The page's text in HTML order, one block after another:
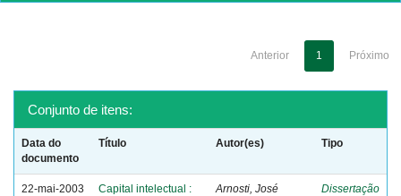
Anterior 1 Próximo
Conjunto de itens:
Data do
documento
Título Autor(es) Tipo
22-mai-2003
Capital intelectual :
Arnosti, José
Dissertação